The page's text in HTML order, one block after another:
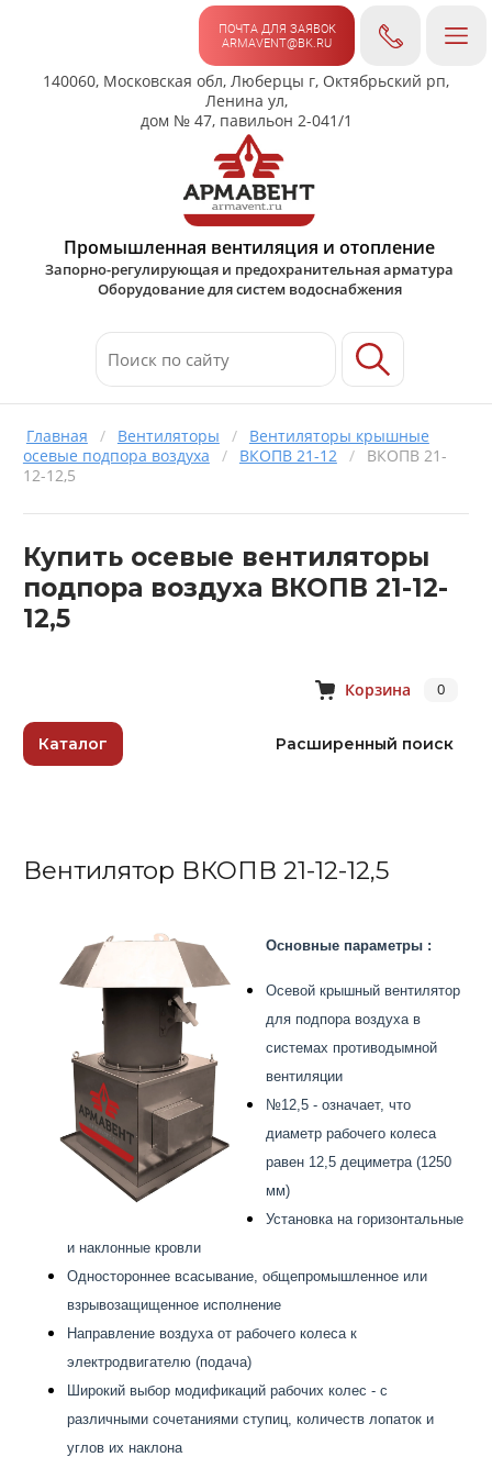
ПОЧТА ДЛЯ ЗАЯВОК
ARMAVENT@BK.RU
140060, Московская обл, Люберцы г, Октябрьский рп,
Ленина ул,
дом № 47, павильон 2-041/1
Промышленная вентиляция и отопление
Запорно-регулирующая и предохранительная арматура
Оборудование для систем водоснабжения
Главная / Вентиляторы /
Вентиляторы крышные
осевые подпора воздуха
/ ВКОПВ 21-12 /
ВКОПВ 21-
12-12,5
Купить осевые вентиляторы
подпора воздуха ВКОПВ 21-12-
12,5
Корзина 0
Каталог Расширенный поиск
Вентилятор ВКОПВ 21-12-12,5
Основные параметры :
Осевой крышный вентилятор
для подпора воздуха в
системах противодымной
вентиляции
№12,5 - означает, что
диаметр рабочего колеса
равен 12,5 дециметра (1250
мм)
Установка на горизонтальные
и наклонные кровли
Одностороннее всасывание, общепромышленное или
взрывозащищенное исполнение
Направление воздуха от рабочего колеса к
электродвигателю (подача)
Широкий выбор модификаций рабочих колес - с
различными сочетаниями ступиц, количеств лопаток и
углов их наклона